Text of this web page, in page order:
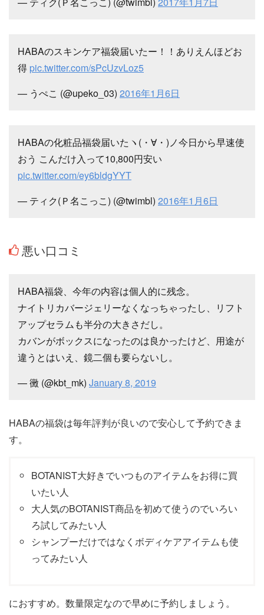
HABAのスキンケア福袋届いたー！！ありえんほどお
得 pic.twitter.com/sPcUzvLoz5
— うぺこ (@upeko_03) 2016年1月6日
HABAの化粧品福袋届いたヽ(・∀・)ノ今日から早速使
おう こんだけ入って10,800円安い
pic.twitter.com/ey6bldgYYT
— ティク(Ｐ名こっこ) (@twimbl) 2016年1月6日
悪い口コミ
HABA福袋、今年の内容は個人的に残念。
ナイトリカバージェリーなくなっちゃったし、リフト
アップセラムも半分の大きさだし。
カバンがボックスになったのは良かったけど、用途が
違うとはいえ、鏡二個も要らないし。
— 黴 (@kbt_mk) January 8, 2019
HABAの福袋は毎年評判が良いので安心して予約できま
す。
BOTANIST大好きでいつものアイテムをお得に買
いたい人
大人気のBOTANIST商品を初めて使うのでいろい
ろ試してみたい人
シャンプーだけではなくボディケアアイテムも使
ってみたい人
におすすめ。数量限定なので早めに予約しましょう。